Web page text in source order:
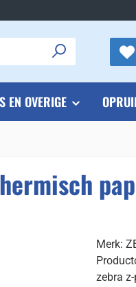
EN OVERIGE
Merk:
zebra